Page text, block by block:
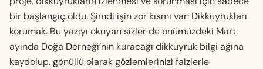
bir başlangıç oldu. Şimdi işin zor kısmı var: Dikkuyrukları
koru­mak. Bu yazıyı okuyan sizler de önümüzdeki Mart
ayında Doğa Derneği’nin kuracağı dikkuyruk bilgi ağına
kaydolup, gönüllü olarak gözlemlerinizi faiz­lerle